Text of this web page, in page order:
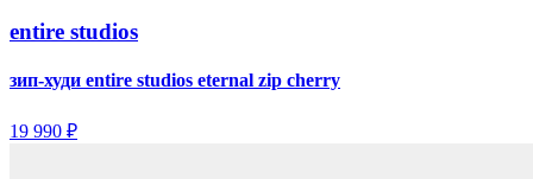
entire studios
зип-худи entire studios eternal zip cherry
19 990 ₽